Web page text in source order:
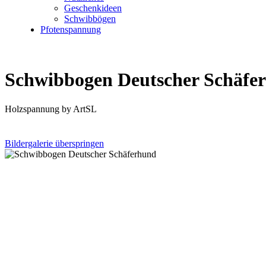
Geschenkideen
Schwibbögen
Pfotenspannung
Schwibbogen Deutscher
Holzspannung by ArtSL
Bildergalerie überspringen